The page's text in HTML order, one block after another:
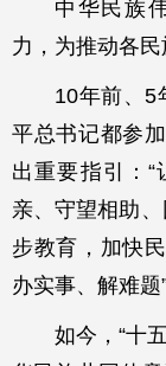
中华民族
力，为推动各民
10年前、5
平总书记都参
出重要指引：
亲、守望相助
步教育，加快
办实事、解难题”
如今，“十